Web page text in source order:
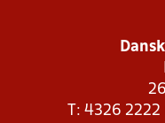
T: 4326